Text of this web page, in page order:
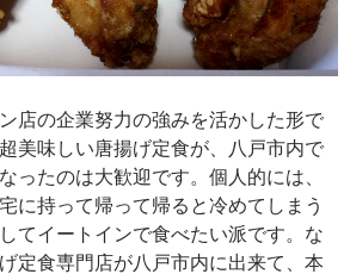
店の企業努力の強みを活かした形で
美味しい唐揚げ定食が、八戸市内で
ったのは大歓迎です。個人的には、
に持って帰って帰ると冷めてしまう
てイートインで食べたい派です。な
定食専門店が八戸市内に出来て、本